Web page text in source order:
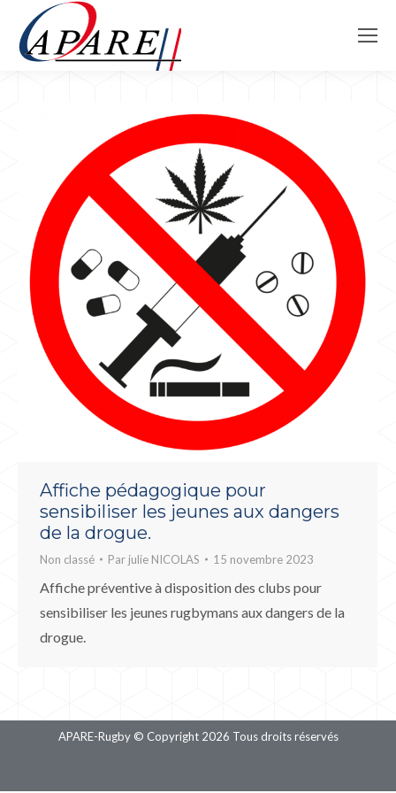
Affiche pédagogique pour
sensibiliser les jeunes aux dangers
de la drogue.
Non classé Par julie NICOLAS 15 novembre 2023
Affiche préventive à disposition des clubs pour
sensibiliser les jeunes rugbymans aux dangers de la
drogue.
APARE-Rugby © Copyright 2026 Tous droits réservés